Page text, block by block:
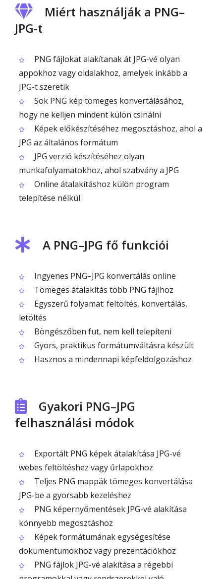
Miért használják a PNG–
JPG-t
PNG fájlokat alakítanak át JPG-vé olyan
appokhoz vagy oldalakhoz, amelyek inkább a
JPG-t szeretik
Sok PNG kép tömeges konvertálásához,
hogy ne kelljen mindent külön csinálni
Képek előkészítéséhez megosztáshoz, ahol a
JPG az általános formátum
JPG verzió készítéséhez olyan
munkafolyamatokhoz, ahol szabvány a JPG
Online átalakításhoz külön program
telepítése nélkül
A PNG–JPG fő funkciói
Ingyenes PNG–JPG konvertálás online
Tömeges átalakítás több PNG fájlhoz
Egyszerű folyamat: feltöltés, konvertálás,
letöltés
Böngészőben fut, nem kell telepíteni
Gyors, praktikus formátumváltásra készült
Hasznos a mindennapi képfeldolgozáshoz
Gyakori PNG–JPG
felhasználási módok
Exportált PNG képek átalakítása JPG-vé
webes feltöltéshez vagy űrlapokhoz
Teljes PNG mappák tömeges konvertálása
JPG-be a gyorsabb kezeléshez
PNG képernyőmentések JPG-vé alakítása
könnyebb megosztáshoz
Képek formátumának egységesítése
dokumentumokhoz vagy prezentációkhoz
PNG fájlok JPG-vé alakítása a régebbi